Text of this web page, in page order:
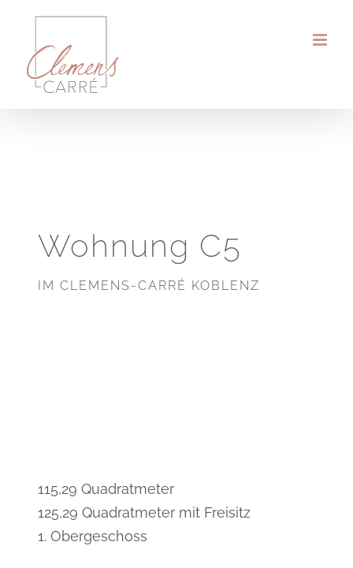
springen
Wohnung C5
IM CLEMENS-CARRÉ KOBLENZ
115,29 Quadratmeter
125,29 Quadratmeter mit Freisitz
1. Obergeschoss